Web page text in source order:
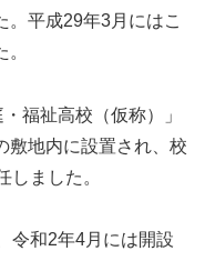
。平成29年3月にはこ
福祉高校（仮称）」
敷地内に設置され、校
しました。
令和2年4月には開設